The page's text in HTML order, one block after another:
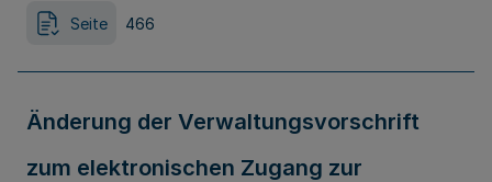
Seite 466
Änderung der Verwaltungsvorschrift
zum elektronischen Zugang zur